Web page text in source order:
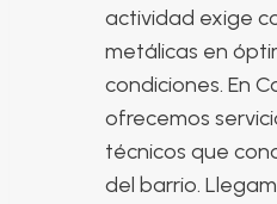
actividad exige
metálicas en
condiciones. En
ofrecemos
técnicos que
del barrio.